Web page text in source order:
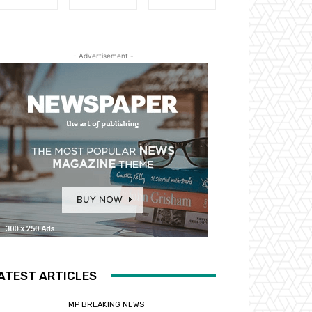
- Advertisement -
ARTICLES
MP BREAKING NEWS